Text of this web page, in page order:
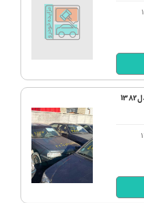
ای مدل 1388